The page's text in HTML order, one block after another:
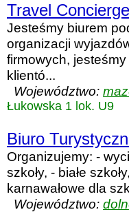
Travel Concierge
Jesteśmy biurem
organizacji
firmowych,
klientó...
Województwo:
Łukowska 1 lok. U9
Biuro
Organizujemy: -
szkoły, - białe
karnawałowe dla
Województwo: